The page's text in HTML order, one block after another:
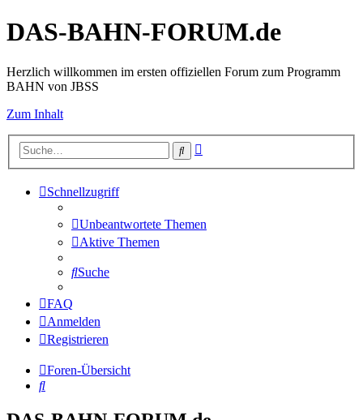
DAS-BAHN-FORUM.de
Herzlich willkommen im ersten offiziellen Forum zum Programm
BAHN von JBSS
Zum Inhalt
Suche
Schnellzugriff
Unbeantwortete Themen
Aktive Themen
Suche
FAQ
Anmelden
Registrieren
Foren-Übersicht
Suche